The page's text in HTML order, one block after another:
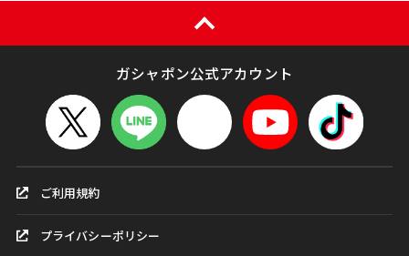
ガシャポン公式アカウント
ご利用規約
プライバシーポリシー